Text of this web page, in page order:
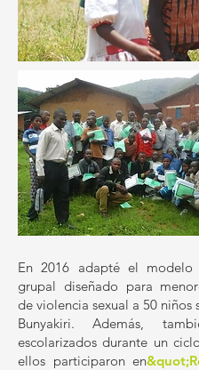
En 2016 adapté el modelo
grupal diseñado para
de violencia sexual a 50 niños
Bunyakiri. Además,
escolarizados durante un
ellos participaron en